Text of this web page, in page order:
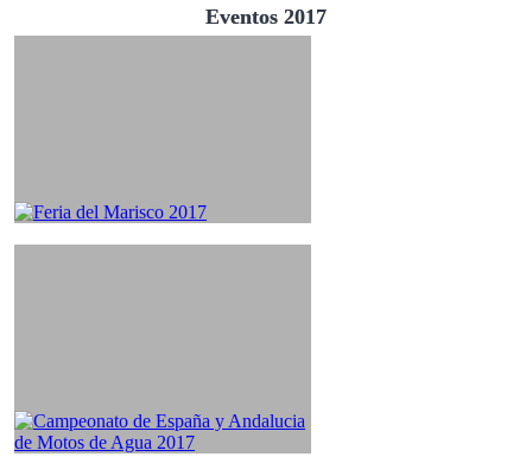
Eventos 2017